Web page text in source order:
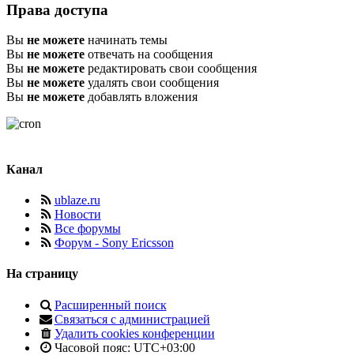
Права доступа
Вы не можете начинать темы
Вы не можете отвечать на сообщения
Вы не можете редактировать свои сообщения
Вы не можете удалять свои сообщения
Вы не можете добавлять вложения
Канал
ublaze.ru
Новости
Все форумы
Форум - Sony Ericsson
На страницу
Расширенный поиск
Связаться с администрацией
Удалить cookies конференции
Часовой пояс: UTC+03:00